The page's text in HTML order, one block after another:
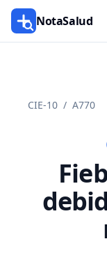
NotaSalud
CIE-10 / A770